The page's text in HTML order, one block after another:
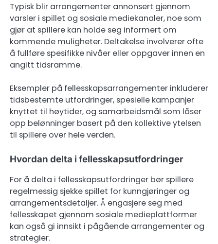
Typisk blir arrangementer annonsert gjennom
varsler i spillet og sosiale mediekanaler, noe som
gjør at spillere kan holde seg informert om
kommende muligheter. Deltakelse involverer ofte
å fullføre spesifikke nivåer eller oppgaver innen en
angitt tidsramme.
Eksempler på fellesskapsarrangementer inkluderer
tidsbestemte utfordringer, spesielle kampanjer
knyttet til høytider, og samarbeidsmål som låser
opp belønninger basert på den kollektive ytelsen
til spillere over hele verden.
Hvordan delta i fellesskapsutfordringer
For å delta i fellesskapsutfordringer bør spillere
regelmessig sjekke spillet for kunngjøringer og
arrangementsdetaljer. Å engasjere seg med
fellesskapet gjennom sosiale medieplattformer
kan også gi innsikt i pågående arrangementer og
strategier.